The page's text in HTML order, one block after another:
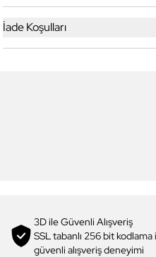
İade Koşulları
3D ile Güvenli Alışveriş
SSL tabanlı 256 bit kodlama
güvenli alışveriş deneyimi